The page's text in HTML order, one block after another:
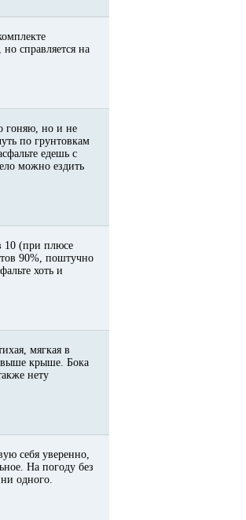
справляется на
гоняю, но и не
по грунтовкам
едешь с
можно ездить
10 (при плюсе
90%, поштучно
хоть и
мягкая в
выше крыше. Бока
нету
себя уверенно,
На погоду без
одного.